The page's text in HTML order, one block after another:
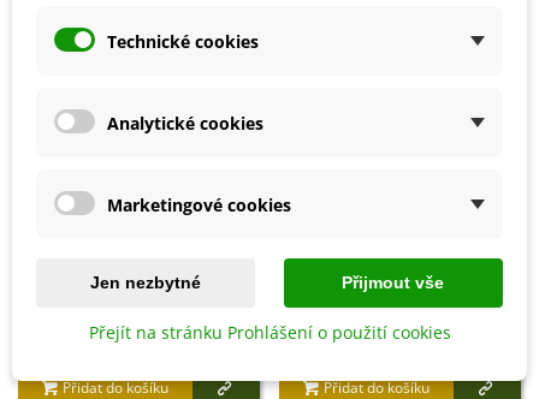
SOUVISEJÍCÍ PRODUKTY
Přidat do košíku Přidat do košíku
Technické cookies
Analytické cookies
Marketingové cookies
Jen nezbytné Přijmout vše
Přejít na stránku Prohlášení o použití cookies